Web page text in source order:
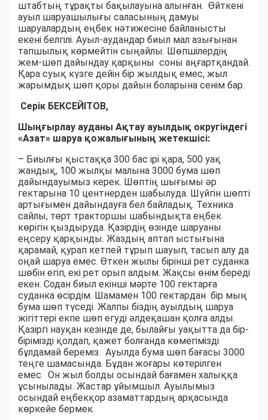
штабтың тұрақты бақылауына алынған. Өйткені
ауыл шаруашылығы саласының дамуы
шаруалардың еңбек нәтижесіне байланысты
екені белгілі. Ауыл-аудандар биыл мал азығынан
тапшылық көрмейтін сыңайлы. Шөпшілердің
жем-шөп дайындау қарқыны соны аңғартқандай.
Қара суық күзге дейін бір жылдық емес, жыл
жарымдық шөп қоры дайын боларына сенім бар.
Серік БЕКСЕЙІТОВ,
Шыңғырлау ауданы Ақтау ауылдық округіндегі
«Азат» шаруа қожалығының жетекшісі:
– Биылғы қыстаққа 300 бас ірі қара, 500 уақ
жандық, 100 жылқы малына 3000 бума шөп
дайындауымыз керек. Шөптің шығымы әр
гектарына 10 центнерден шабылуда. Шүйгін шөпті
артығымен дайындауға бел байладық. Техника
сайлы, төрт тракторшы шабындықта еңбек
көрігін қыздыруда. Қазірдің өзінде шаруаны
еңсеру қарқынды. Жаздың аптап ыстығына
қарамай, қурап кетпей тұрып шауып, тасып алу да
оңай шаруа емес. Өткен жылы бірінші рет суданка
шөбін егіп, екі рет орып алдым. Жақсы өнім береді
екен. Содан биыл екінші мәрте 100 гектарға
суданка өсірдім. Шамамен 100 гектардан бір мың
бума шөп түседі. Жалпы біздің ауылдың шаруа
жігіттері екпе шөп егуді әлдеқашан қолға алды.
Қазіргі науқан кезінде де, былайғы уақытта да бір-
бірімізді қолдап, қажет болғанда көмегімізді
бұлдамай береміз. Ауылда бума шөп бағасы 3000
теңге шамасында. Бұдан жоғары көтерілген
емес. Он жыл болды осындай бағамен халыққа
ұсынылады. Жастар ұйымшыл. Ауылымыз
осындай еңбекқор азаматтардың арқасында
көркейе бермек.